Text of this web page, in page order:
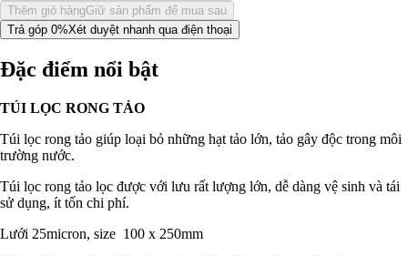
Thêm giỏ hàngGiữ sản phẩm để mua sau
Trả góp 0%Xét duyệt nhanh qua điện thoại
Đặc điểm nổi bật
TÚI LỌC RONG TẢO
Túi lọc rong tảo giúp loại bỏ những hạt tảo lớn, tảo gây độc trong môi
trường nước.
Túi lọc rong tảo lọc được với lưu rất lượng lớn, dễ dàng vệ sinh và tái
sử dụng, ít tốn chi phí.
Lưới 25micron, size 100 x 250mm